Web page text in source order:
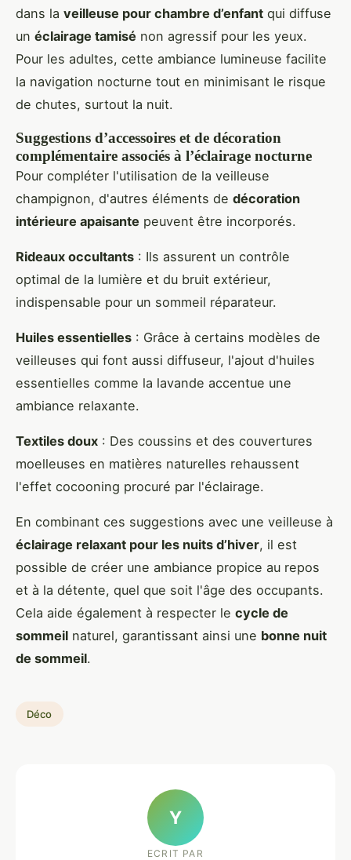
dans la veilleuse pour chambre d’enfant qui diffuse
un éclairage tamisé non agressif pour les yeux.
Pour les adultes, cette ambiance lumineuse facilite
la navigation nocturne tout en minimisant le risque
de chutes, surtout la nuit.
Suggestions d’accessoires et de décoration
complémentaire associés à l’éclairage nocturne
Pour compléter l'utilisation de la veilleuse
champignon, d'autres éléments de décoration
intérieure apaisante peuvent être incorporés.
Rideaux occultants : Ils assurent un contrôle
optimal de la lumière et du bruit extérieur,
indispensable pour un sommeil réparateur.
Huiles essentielles : Grâce à certains modèles de
veilleuses qui font aussi diffuseur, l'ajout d'huiles
essentielles comme la lavande accentue une
ambiance relaxante.
Textiles doux : Des coussins et des couvertures
moelleuses en matières naturelles rehaussent
l'effet cocooning procuré par l'éclairage.
En combinant ces suggestions avec une veilleuse à
éclairage relaxant pour les nuits d’hiver, il est
possible de créer une ambiance propice au repos
et à la détente, quel que soit l'âge des occupants.
Cela aide également à respecter le cycle de
sommeil naturel, garantissant ainsi une bonne nuit
de sommeil.
Déco
Y
ECRIT PAR